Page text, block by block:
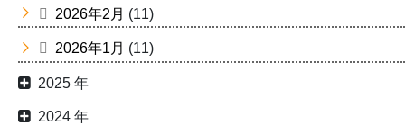
2026年2月 (11)
2026年1月 (11)
2025 年
2024 年